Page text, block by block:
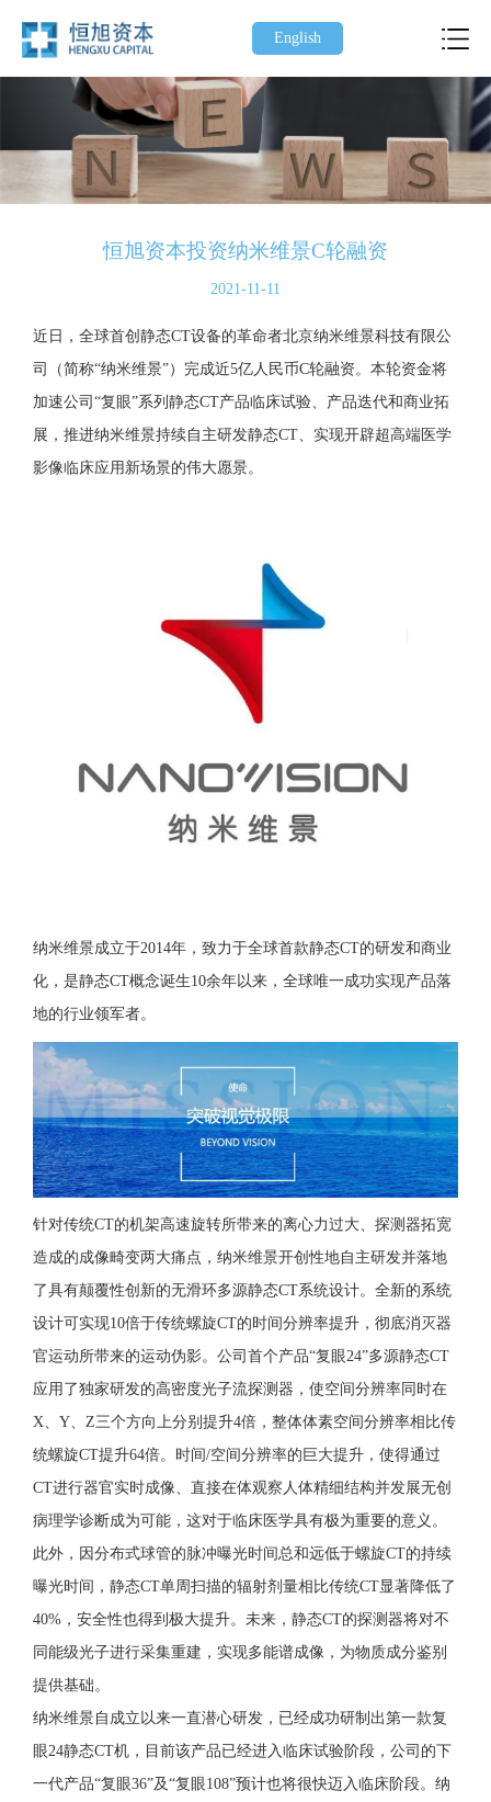
English
恒旭资本投资纳米维景C轮融资
2021-11-11
近日，全球首创静态CT设备的革命者北京纳米维景科技有限公
司（简称“纳米维景”）完成近5亿人民币C轮融资。本轮资金将
加速公司“复眼”系列静态CT产品临床试验、产品迭代和商业拓
展，推进纳米维景持续自主研发静态CT、实现开辟超高端医学
影像临床应用新场景的伟大愿景。
纳米维景成立于2014年，致力于全球首款静态CT的研发和商业
化，是静态CT概念诞生10余年以来，全球唯一成功实现产品落
地的行业领军者。
针对传统CT的机架高速旋转所带来的离心力过大、探测器拓宽
造成的成像畸变两大痛点，纳米维景开创性地自主研发并落地
了具有颠覆性创新的无滑环多源静态CT系统设计。全新的系统
设计可实现10倍于传统螺旋CT的时间分辨率提升，彻底消灭器
官运动所带来的运动伪影。公司首个产品“复眼24”多源静态CT
应用了独家研发的高密度光子流探测器，使空间分辨率同时在
X、Y、Z三个方向上分别提升4倍，整体体素空间分辨率相比传
统螺旋CT提升64倍。时间/空间分辨率的巨大提升，使得通过
CT进行器官实时成像、直接在体观察人体精细结构并发展无创
病理学诊断成为可能，这对于临床医学具有极为重要的意义。
此外，因分布式球管的脉冲曝光时间总和远低于螺旋CT的持续
曝光时间，静态CT单周扫描的辐射剂量相比传统CT显著降低了
40%，安全性也得到极大提升。未来，静态CT的探测器将对不
同能级光子进行采集重建，实现多能谱成像，为物质成分鉴别
提供基础。
纳米维景自成立以来一直潜心研发，已经成功研制出第一款复
眼24静态CT机，目前该产品已经进入临床试验阶段，公司的下
一代产品“复眼36”及“复眼108”预计也将很快迈入临床阶段。纳